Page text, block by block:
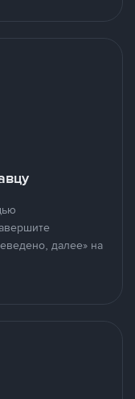
далее» на